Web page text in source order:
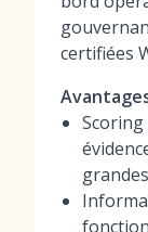
certifiées